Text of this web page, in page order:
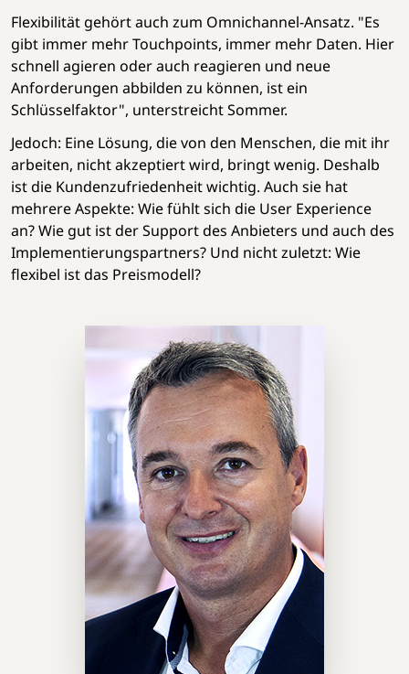
Flexibilität gehört auch zum Omnichannel-Ansatz. "Es
gibt immer mehr Touchpoints, immer mehr Daten. Hier
schnell agieren oder auch reagieren und neue
Anforderungen abbilden zu können, ist ein
Schlüsselfaktor", unterstreicht Sommer.
Jedoch: Eine Lösung, die von den Menschen, die mit ihr
arbeiten, nicht akzeptiert wird, bringt wenig. Deshalb
ist die Kundenzufriedenheit wichtig. Auch sie hat
mehrere Aspekte: Wie fühlt sich die User Experience
an? Wie gut ist der Support des Anbieters und auch des
Implementierungspartners? Und nicht zuletzt: Wie
flexibel ist das Preismodell?